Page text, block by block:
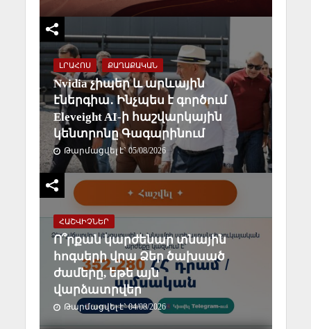
ԼՐԱՀՈՍ ՔԱՂԱՔԱԿԱՆ
Nvidia չիպեր և արևային
էներգիա․ Ինչպես է գործում
Eleveight AI-ի հաշվարկային
կենտրոնը Գագարինում
Թարմացվել է` 05/08/2026
ՀԱՇՎԻՉՆԵՐ
Ո՞րքան կարժենար տնային
հոգսերի վրա Ձեր ծախսած
ժամերը, եթե այն
վարձատրվեր
Թարմացվել է` 04/08/2026